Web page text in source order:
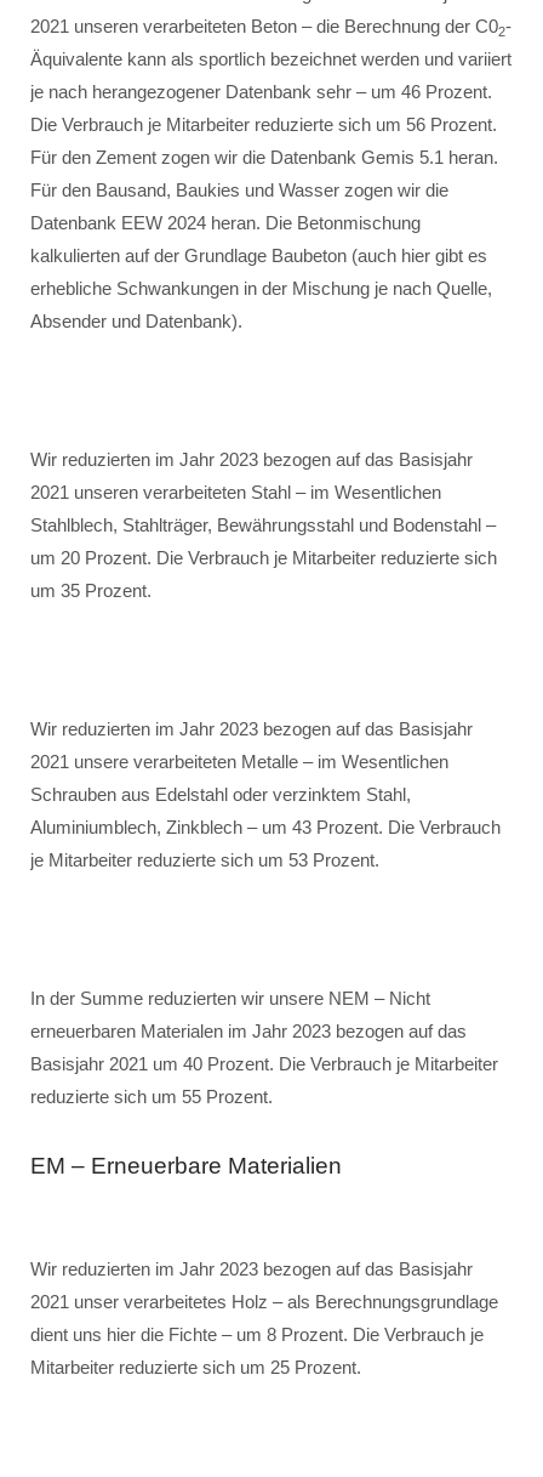
2021 unseren verarbeiteten Beton – die Berechnung der C02-
Äquivalente kann als sportlich bezeichnet werden und variiert
je nach herangezogener Datenbank sehr – um 46 Prozent.
Die Verbrauch je Mitarbeiter reduzierte sich um 56 Prozent.
Für den Zement zogen wir die Datenbank Gemis 5.1 heran.
Für den Bausand, Baukies und Wasser zogen wir die
Datenbank EEW 2024 heran. Die Betonmischung
kalkulierten auf der Grundlage Baubeton (auch hier gibt es
erhebliche Schwankungen in der Mischung je nach Quelle,
Absender und Datenbank).
Wir reduzierten im Jahr 2023 bezogen auf das Basisjahr
2021 unseren verarbeiteten Stahl – im Wesentlichen
Stahlblech, Stahlträger, Bewährungsstahl und Bodenstahl –
um 20 Prozent. Die Verbrauch je Mitarbeiter reduzierte sich
um 35 Prozent.
Wir reduzierten im Jahr 2023 bezogen auf das Basisjahr
2021 unsere verarbeiteten Metalle – im Wesentlichen
Schrauben aus Edelstahl oder verzinktem Stahl,
Aluminiumblech, Zinkblech – um 43 Prozent. Die Verbrauch
je Mitarbeiter reduzierte sich um 53 Prozent.
In der Summe reduzierten wir unsere NEM – Nicht
erneuerbaren Materialen im Jahr 2023 bezogen auf das
Basisjahr 2021 um 40 Prozent. Die Verbrauch je Mitarbeiter
reduzierte sich um 55 Prozent.
EM – Erneuerbare Materialien
Wir reduzierten im Jahr 2023 bezogen auf das Basisjahr
2021 unser verarbeitetes Holz – als Berechnungsgrundlage
dient uns hier die Fichte – um 8 Prozent. Die Verbrauch je
Mitarbeiter reduzierte sich um 25 Prozent.